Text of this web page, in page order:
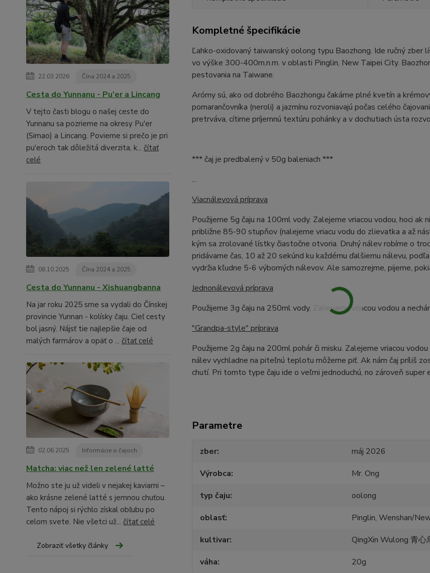
22.03.2026 Čína 2024 a 2025
Cesta do Yunnanu - Pu'er a Lincang
V tejto časti blogu o našej ceste do
Yunnanu sa pozrieme na okresy Pu'er
(Simao) a Lincang. Povieme si prečo je pri
pu'eroch tak dôležitá diverzita, k... čítať
celé
08.10.2025 Čína 2024 a 2025
Cesta do Yunnanu - Xishuangbanna
Na jar roku 2025 sme sa vydali do Čínskej
provincie Yunnan - kolísky čaju. Cieľ cesty
bol jasný. Nájsť tie najlepšie čaje od
malých farmárov a opäť o ... čítať celé
02.06.2025 Informácie o čajoch
Matcha: viac než len zelené latté
Možno ste ju už videli v nejakej kaviarni –
ako krásne zelené latté s jemnou chuťou.
Tento nápoj si rýchlo získal obľubu po
celom svete. Nie všetci už... čítať celé
Zobraziť všetky články
Kompletné špecifikácie
Ľahko-oxidovaný taiwanský oolong typu Baozhong. Ide ručný zber
vo výške 300-400m.n.m. v oblasti Pinglin, New Taipei City.
pestovania na Taiwane.
Arómy sú, ako od dobrého Baozhongu čakáme plné kvetín a
pomarančovníka (neroli) a jazmínu rozvoniavajú počas celého
pretrváva, cítime príjemnú textúru pohánky a v dochutiach ústa
*** čaj je predbalený v 50g baleniach ***
...
Viacnálevová príprava
Použijeme 5g čaju na 100ml vody. Zalejeme vriacou vodou, hoci
približne 85-90 stupňov (nalejeme vriacu vodu do zlievatka a až
kým sa zrolované lístky čiastočne otvoria. Druhý nálev robíme o
pridávame čas, 10 až 20 sekúnd ku každému ďalšiemu nálevu,
vydržia kľudne 5-6 výborných nálevov. Ale samozrejme, pijeme,
Jednonálevová príprava
Použijeme 3g čaju na 250ml vody. Zalievame vriacou vodou a
"Grandpa-style" príprava
Použijeme 2g čaju na 200ml pohár či misku. Zalejeme vriacou
nálev vychladne na piteľnú teplotu môžeme piť. Ak nám čaj príliš
chutí. Pri tomto type čaju ide o veľmi jednoduchú, no zároveň
Parametre
zber
máj 2026
Výrobca
Mr. Ong
typ čaju
oolong
oblasť
Pinglin, Wenshan/
kultivar
QingXin Wulong 青心
váha
20g